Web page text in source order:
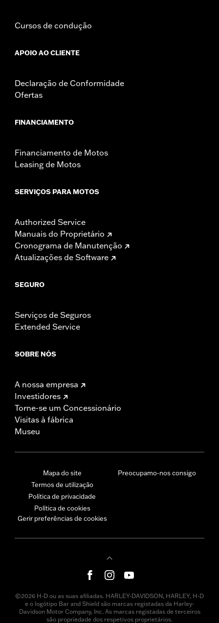
Cursos de condução
APOIO AO CLIENTE
Declaração de Conformidade
Ofertas
FINANCIAMENTO
Financiamento de Motos
Leasing de Motos
SERVIÇOS PARA MOTOS
Authorized Service
Manuais do Proprietário
Cronograma de Manutenção
Atualizações de Software
SEGURO
Serviços de Seguros
Extended Service
SOBRE NÓS
A nossa empresa
Investidores
Torne-se um Concessionário
Visitas à fábrica
Museu
Mapa do site
Termos de utilização
Política de privacidade
Política de cookies
Gerir preferências de cookies
Preocupamo-nos consigo
©2026 H-D ou as suas afiliadas. HARLEY-DAVIDSON, HARLEY, H-D
e o logótipo Bar and Shield são marcas registadas da Harley-
Davidson Motor Company, Inc. As marcas registadas de terceiros
são propriedade dos respetivos proprietários.